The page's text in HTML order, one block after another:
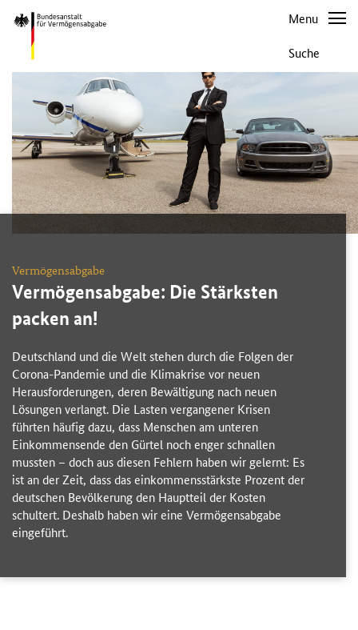
Suche
Vermögensabgabe
Vermögensabgabe: Die Stärksten
packen an!
Deutschland und die Welt stehen durch die Folgen der
Corona-Pandemie und die Klimakrise vor neuen
Herausforderungen, deren Bewältigung nach neuen
Lösungen verlangt. Die Lasten vergangener Krisen
führten häufig dazu, dass Menschen am unteren
Einkommensende den Gürtel noch enger schnallen
mussten – doch aus diesen Fehlern haben wir gelernt: Es
ist an der Zeit, dass das einkommensstärkste Prozent der
deutschen Bevölkerung den Hauptteil der Kosten
schultert. Deshalb haben wir eine Vermögensabgabe
eingeführt.